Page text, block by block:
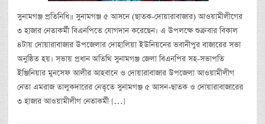
সুনামগঞ্জ প্রতিনিধি॥ সুনামগঞ্জ ৫ আসনে (ছাতক-দোয়ারাবাজার) আওয়ামীলীগের
৩ হাজার নেতাকর্মী বিএনপিতে যোগদান করেছেন। এ উপলক্ষে শুক্রবার বিকাল
৪টায় দোয়ারাবাজার উপজেলার দোহালিয়া ইউনিয়নের ভবানীপুর বাজারের সভা
অনুষ্ঠিত হয়। সভায় প্রধান অতিথি সুনামগঞ্জ জেলা বিএনপির সহ-সভাপতি
ইঞ্জিনিয়ার মুনসেফ আলীর আহবানে ও দোয়ারাবাজার উপজেলা আওয়ামীলীগ
নেতা এমরাজ তালুকদারের নেতৃতে সুনামগঞ্জ ৫ আসন-ছাতক ও দোয়ারাবাজারের
৩ হাজার আওয়ামীলীগ নেতাকর্মী […]